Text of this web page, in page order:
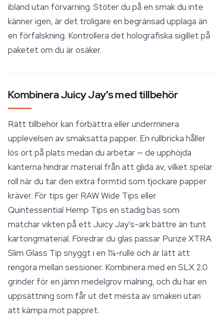
ibland utan förvarning. Stöter du på en smak du inte
känner igen, är det troligare en begränsad upplaga än
en förfalskning. Kontrollera det holografiska sigillet på
paketet om du är osäker.
Kombinera Juicy Jay's med tillbehör
Rätt tillbehörkan förbättra eller underminera
upplevelsen av smaksatta papper. En rullbricka håller
lös ört på plats medan du arbetar — de upphöjda
kanterna hindrar material från att glida av, vilket spelar
roll när du tar den extra formtid som tjockare papper
kräver. För tips ger RAW Wide Tips eller
Quintessential Hemp Tips en stadig bas som
matchar vikten på ett Juicy Jay's-ark bättre än tunt
kartongmaterial. Föredrar du glas passar Purize XTRA
Slim Glass Tip snyggt i en 1¼-rulle och är lätt att
rengöra mellan sessioner. Kombinera med en SLX 2.0
grinder för en jämn medelgrov malning, och du har en
uppsättning som får ut det mesta av smaken utan
att kämpa mot pappret.